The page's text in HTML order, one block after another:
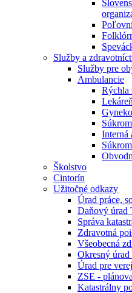
Služby a
Služby pre
Ambulancie
Rýchla
Lekáreň
Interná
Školstvo
Cintorín
Užitočné odkazy
Úrad práce,
Daňový úrad
Správa
Zdravotná
Všeobecná
Okresný úrad
Úrad pre
ZSE -
Katastrálny